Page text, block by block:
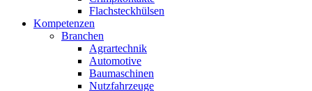
Flachsteckhülsen
Kompetenzen
Branchen
Agrartechnik
Automotive
Baumaschinen
Nutzfahrzeuge